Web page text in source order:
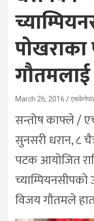
गौतमलाई
March 26, 2016
सन्तोष काफ्ले /
सुनसरी धरान, ८
पटक आयोजित
विजय गौतमले